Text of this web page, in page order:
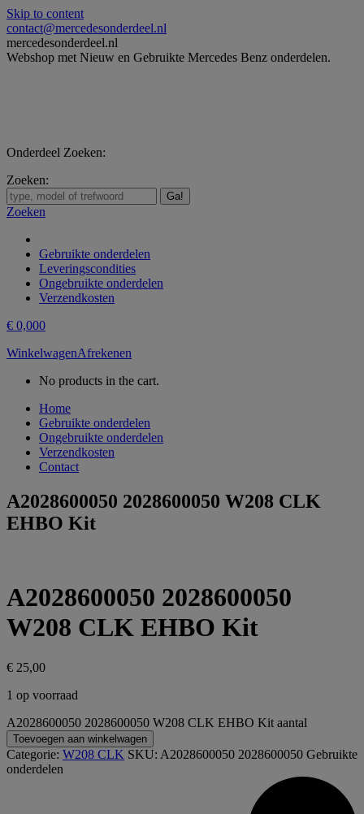
Skip to content
contact@mercedesonderdeel.nl
mercedesonderdeel.nl
Webshop met Nieuw en Gebruikte Mercedes Benz onderdelen.
Onderdeel Zoeken:
Zoeken:
Zoeken
Gebruikte onderdelen
Leveringscondities
Ongebruikte onderdelen
Verzendkosten
€ 0,000
WinkelwagenAfrekenen
No products in the cart.
Home
Gebruikte onderdelen
Ongebruikte onderdelen
Verzendkosten
Contact
A2028600050 2028600050 W208 CLK
EHBO Kit
A2028600050 2028600050
W208 CLK EHBO Kit
€ 25,00
1 op voorraad
A2028600050 2028600050 W208 CLK EHBO Kit aantal
Toevoegen aan winkelwagen
Categorie: W208 CLK SKU: A2028600050 2028600050 Gebruikte
onderdelen